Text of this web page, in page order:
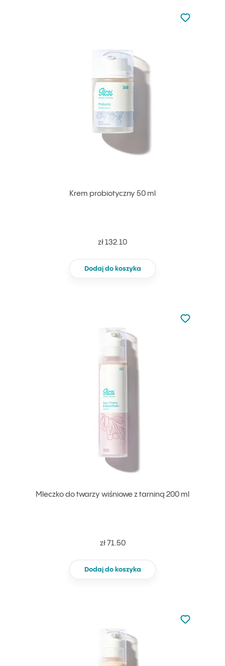
Krem probiotyczny 50 ml
zł 132.10
Dodaj do koszyka
Nie dodano
Dodaj do
Mleczko do twarzy wiśniowe z tarniną 200 ml
zł 71.50
Dodaj do koszyka
Nie dodano
Dodaj do
Nie dodano
Dodaj do